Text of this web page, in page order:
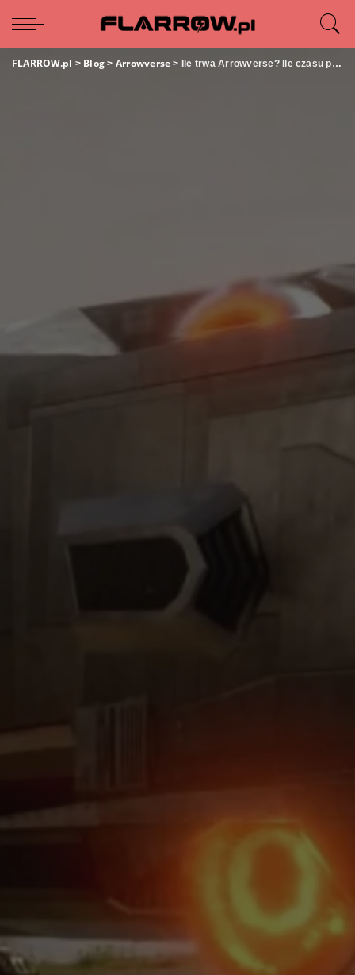
FLARROW.pl > Blog > Arrowverse > Ile trwa Arrowverse? Ile czasu potrzebujesz aby obejrzeć wszystkie odcinki (The Flash, Arrow)?